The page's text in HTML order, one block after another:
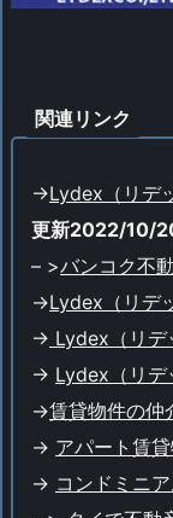
関連リンク
->Lydex（リデ
更新2022/10/
– >バンコク不
->Lydex（リデ
-> Lydex（リ
-> Lydex（リ
->賃貸物件の仲
-> アパート賃
-> コンドミニ